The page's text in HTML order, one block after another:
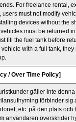
For freelance rental,
users must not modify
devices without the
must be returned
fill the fuel tank before
with a full tank, they
/ Over Time Policy]
gäller inte denna
förbinder sig
etc. på den plats och
användaren överskrider